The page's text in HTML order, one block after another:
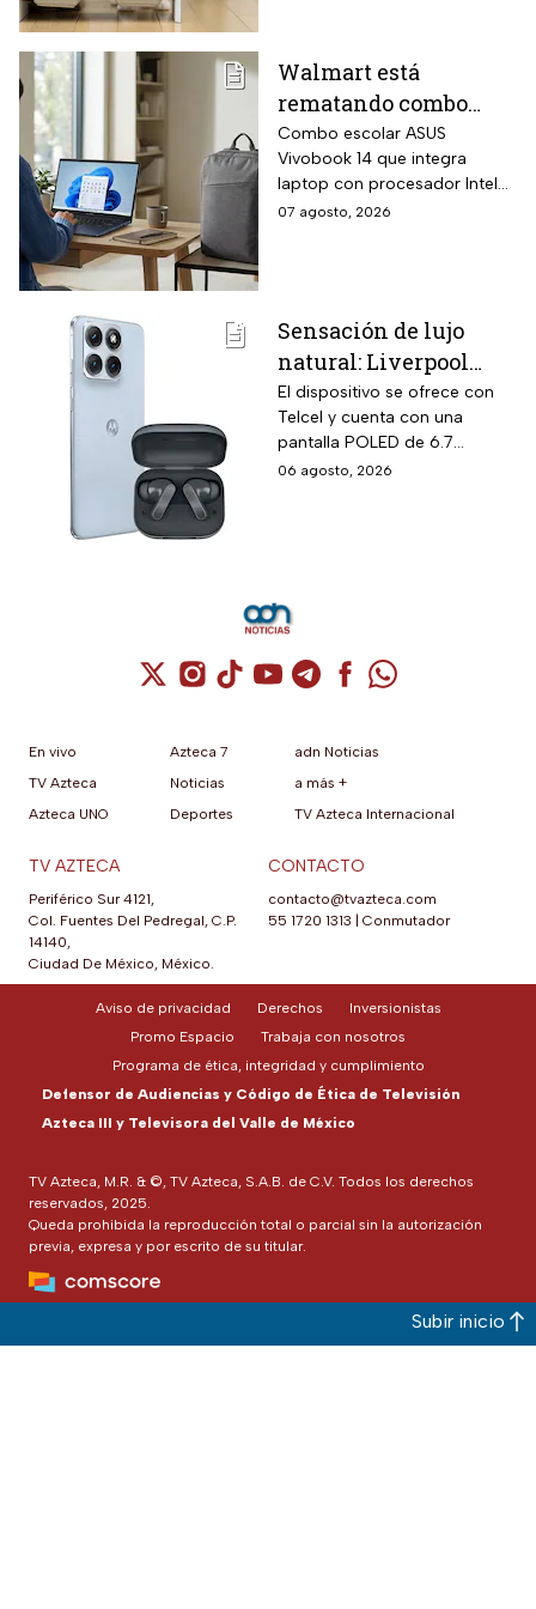
Walmart está
rematando combo
para regreso a clases
con laptop ASUS
Vivobook de 256GB y
14 pulgadas + mochila
Combo escolar ASUS
Vivobook 14 que integra
laptop con procesador Intel
Core i3-1315U de 6 núcleos
pulgadas y mochila ASUS
incluida en el mismo
empaque oficial.
07 agosto, 2026
Sensación de lujo
natural: Liverpool
remata el Motorola
Edge 70 Fusion de
256GB de
almacenamiento,
El dispositivo se ofrece con
Telcel y cuenta con una
pantalla POLED de 6.7
pulgadas y funciones
06 agosto, 2026
Cuenta de X / Twitter (se abre en una
Cuenta de Instagram (se abre en una
Cuenta de TikTok (se abre en
Cuenta de YouTube (se abre
Cuenta de Telegram (se
Cuenta de
Cuenta de
En vivo
TV Azteca
Azteca UNO
Azteca 7
Noticias
Deportes
adn Noticias
a más +
TV Azteca Internacional
TV AZTECA
Periférico Sur 4121,
Col. Fuentes Del Pedregal, C.P.
14140,
Ciudad De México, México.
CONTACTO
contacto@tvazteca.com
55 1720 1313
Conmutador
TV Azteca, M.R. & ©, TV Azteca, S.A.B. de C.V. Todos los derechos
reservados, 2025.
Queda prohibida la reproducción total o parcial sin la autorización
previa, expresa y por escrito de su titular.
Aviso de privacidad Derechos
Inversionistas
Promo Espacio
Trabaja con nosotros
Programa de ética, integridad y cumplimiento
Defensor de Audiencias y Código de Ética de Televisión
Azteca III y Televisora del Valle de México
Subir inicio